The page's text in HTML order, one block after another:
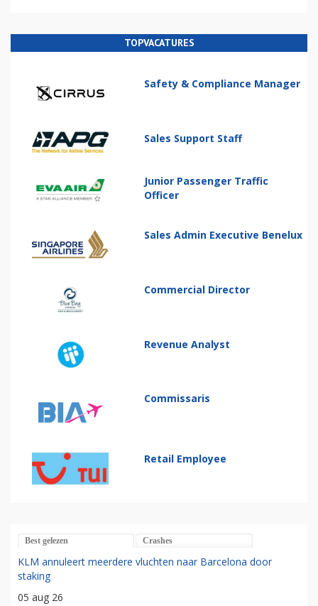
TOPVACATURES
Safety & Compliance Manager
Sales Support Staff
Junior Passenger Traffic
Officer
Sales Admin Executive Benelux
Commercial Director
Revenue Analyst
Commissaris
Retail Employee
Best gelezen Crashes
KLM annuleert meerdere vluchten naar Barcelona door
staking
05 aug 26